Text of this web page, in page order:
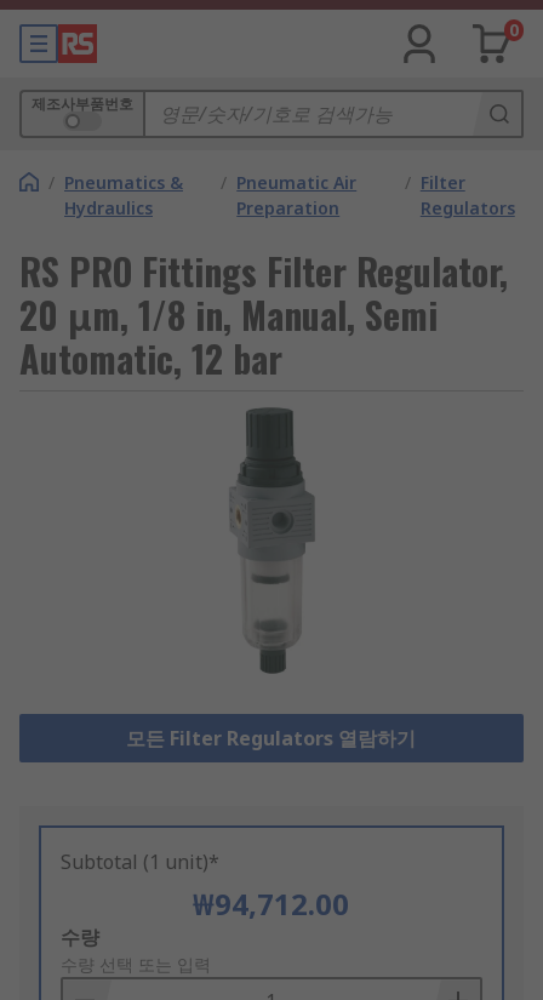
0
제조사부품번호
/ Pneumatics &
Hydraulics
/ Pneumatic Air
Preparation
/ Filter
Regulators
RS PRO Fittings Filter Regulator,
20 μm, 1/8 in, Manual, Semi
Automatic, 12 bar
모든 Filter Regulators 열람하기
Subtotal (1 unit)*
₩94,712.00
Add
to
수량
수량 선택 또는 입력